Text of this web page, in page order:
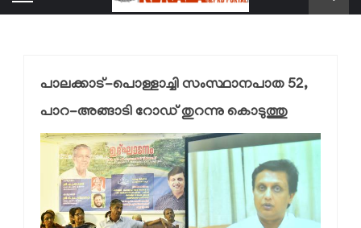
പാലക്കാട്-പൊള്ളാച്ചി സംസ്ഥാനപാത 52,
പാറ-അങ്ങാടി റോഡ് തുറന്നു കൊടുത്തു